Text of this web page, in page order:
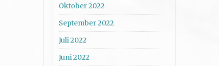
Oktober 2022
September 2022
Juli 2022
Juni 2022